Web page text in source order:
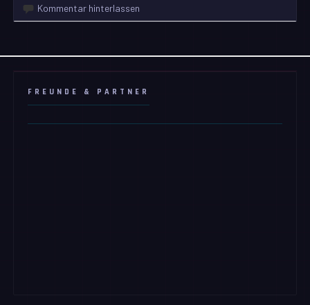
Kommentar hinterlassen
FREUNDE & PARTNER